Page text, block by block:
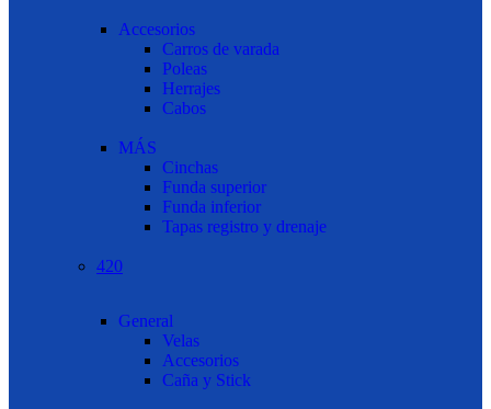
Accesorios
Carros de varada
Poleas
Herrajes
Cabos
MÁS
Cinchas
Funda superior
Funda inferior
Tapas registro y drenaje
420
General
Velas
Accesorios
Caña y Stick